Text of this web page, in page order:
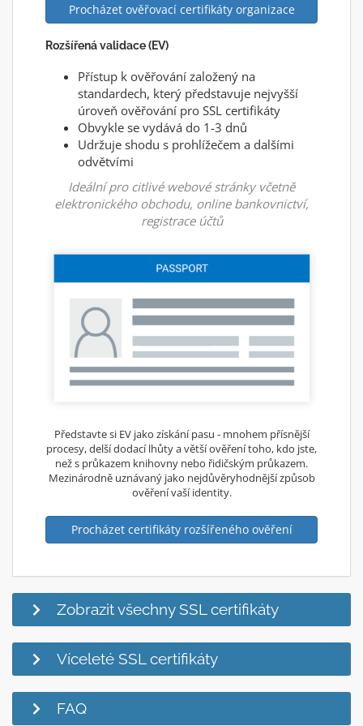
Procházet ověřovací certifikáty organizace
Rozšířená validace (EV)
Přístup k ověřování založený na
standardech, který představuje nejvyšší
úroveň ověřování pro SSL certifikáty
Obvykle se vydává do 1-3 dnů
Udržuje shodu s prohlížečem a dalšími
odvětvími
Ideální pro citlivé webové stránky včetně
elektronického obchodu, online bankovnictví,
registrace účtů
Představte si EV jako získání pasu - mnohem přísnější
procesy, delší dodací lhůty a větší ověření toho, kdo jste,
než s průkazem knihovny nebo řidičským průkazem.
Mezinárodně uznávaný jako nejdůvěryhodnější způsob
ověření vaší identity.
Procházet certifikáty rozšířeného ověření
Zobrazit všechny SSL certifikáty
Víceleté SSL certifikáty
FAQ